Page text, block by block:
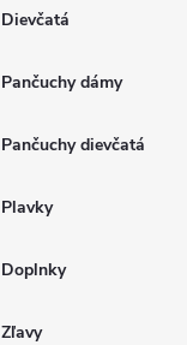
Dievčatá
Pančuchy dámy
Pančuchy dievčatá
Plavky
Doplnky
Zľavy